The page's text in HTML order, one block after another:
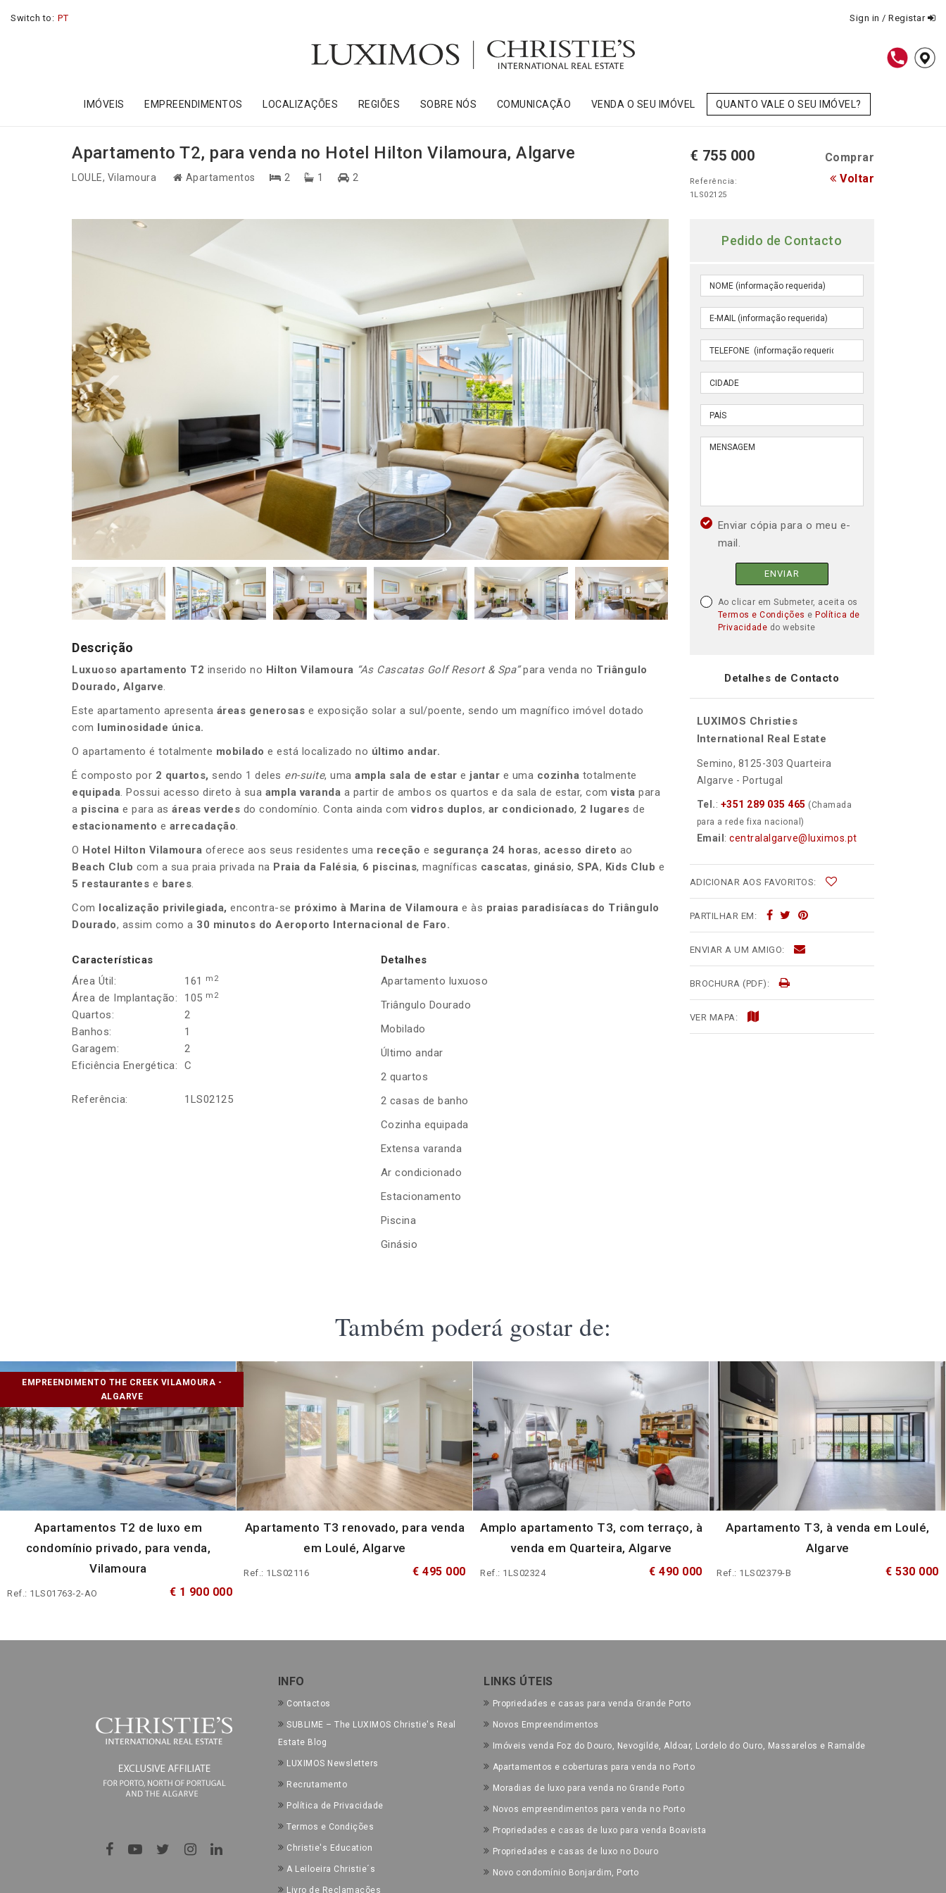
Switch to: PT Sign in / Registar
IMÓVEIS EMPREENDIMENTOS LOCALIZAÇÕES REGIÕES SOBRE NÓS COMUNICAÇÃO VENDA O SEU IMÓVEL QUANTO VALE O SEU IMÓVEL?
Apartamento T2, para venda no Hotel Hilton Vilamoura, Algarve
LOULE, Vilamoura Apartamentos 2 1 2
€ 755 000 Comprar
Referência:
1LS02125
Voltar
Descrição
Luxuoso apartamento T2 inserido no Hilton Vilamoura “As Cascatas Golf Resort & Spa”para venda no Triângulo
Dourado, Algarve.
Este apartamento apresenta áreas generosas e exposição solar a sul/poente, sendo um magnífico imóvel dotado
com luminosidade única.
O apartamento é totalmente mobilado e está localizado no último andar.
É composto por 2 quartos, sendo 1 deles en-suite, uma ampla sala de estar e jantar e uma cozinha totalmente
equipada. Possui acesso direto à sua ampla varanda a partir de ambos os quartos e da sala de estar, comvista para
a piscina e para as áreas verdes do condomínio. Conta ainda com vidros duplos, ar condicionado, 2 lugares de
estacionamento e arrecadação.
O Hotel Hilton Vilamoura oferece aos seus residentes uma receção e segurança 24 horas, acesso direto ao
Beach Club com a sua praia privada na Praia da Falésia, 6 piscinas, magníficas cascatas, ginásio, SPA, Kids Club e
5 restaurantes e bares.
Com localização privilegiada, encontra-se próximo à Marina de Vilamoura e às praias paradisíacas do Triângulo
Dourado, assim como a 30 minutos do Aeroporto Internacional de Faro.
Características
Área Útil:
161 m2
Área de Implantação: 105 m2
Quartos:
2
Banhos:
1
Garagem:
2
Eficiência Energética:
C
Referência: 1LS02125
Detalhes
Apartamento luxuoso
Triângulo Dourado
Mobilado
Último andar
2 quartos
2 casas de banho
Cozinha equipada
Extensa varanda
Ar condicionado
Estacionamento
Piscina
Ginásio
Pedido de Contacto
Enviar cópia para o meu e-
mail.
ENVIAR
Ao clicar em Submeter, aceita os
Termos e Condições e Política de
Privacidade do website
Detalhes de Contacto
LUXIMOS Christies
International Real Estate
Semino, 8125-303 Quarteira
Algarve - Portugal
Tel.: +351 289 035 465 (Chamada
para a rede fixa nacional)
Email : centralalgarve@luximos.pt
ADICIONAR AOS FAVORITOS:
PARTILHAR EM:
ENVIAR A UM AMIGO:
BROCHURA (PDF):
VER MAPA:
Também poderá gostar de:
EMPREENDIMENTO THE CREEK VILAMOURA -
ALGARVE
Apartamentos T2 de luxo em
condomínio privado, para venda,
Vilamoura
Ref.: 1LS01763-2-AO € 1 900 000
Apartamento T3 renovado, para venda
em Loulé, Algarve
Ref.: 1LS02116 € 495 000
Amplo apartamento T3, com terraço, à
venda em Quarteira, Algarve
Ref.: 1LS02324 € 490 000
Apartamento T3, à venda em Loulé,
Algarve
Ref.: 1LS02379-B € 530 000
INFO
Contactos
SUBLIME – The LUXIMOS Christie's Real
Estate Blog
LUXIMOS Newsletters
Recrutamento
Política de Privacidade
Termos e Condições
Christie's Education
A Leiloeira Christie´s
Livro de Reclamações
LINKS ÚTEIS
Propriedades e casas para venda Grande Porto
Novos Empreendimentos
Imóveis venda Foz do Douro, Nevogilde, Aldoar, Lordelo do Ouro, Massarelos e Ramalde
Apartamentos e coberturas para venda no Porto
Moradias de luxo para venda no Grande Porto
Novos empreendimentos para venda no Porto
Propriedades e casas de luxo para venda Boavista
Propriedades e casas de luxo no Douro
Novo condomínio Bonjardim, Porto